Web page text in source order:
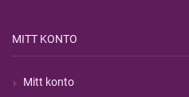
MITT KONTO
Mitt konto